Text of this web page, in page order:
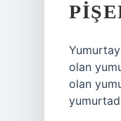
olan
olan